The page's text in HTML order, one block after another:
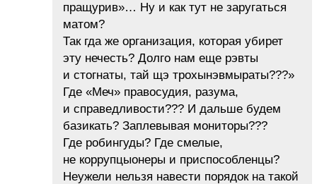
пращурив»… Ну и как тут не заругаться
матом?
Так гда же организация, которая убирет
эту нечесть? Долго нам еще рэвты
и стогнаты, тай щэ трохынэвмыраты???»
Где «Меч» правосудия, разума,
и справедливости??? И дальше будем
базикать? Заплевывая мониторы???
Где робингуды? Где смелые,
не коррупцыонеры и приспособленцы?
Неужели нельзя навести порядок на такой